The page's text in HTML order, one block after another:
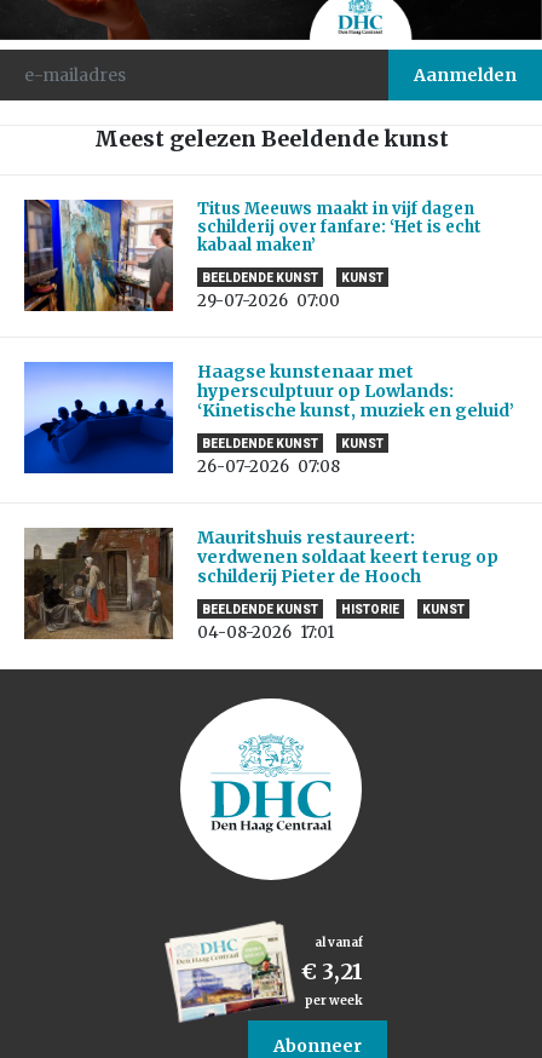
Meest gelezen Beeldende kunst
Titus Meeuws maakt in vijf dagen
schilderij over fanfare: ‘Het is echt
kabaal maken’
BEELDENDE KUNST KUNST
29-07-2026 07:00
Haagse kunstenaar met
hypersculptuur op Lowlands:
‘Kinetische kunst, muziek en geluid’
BEELDENDE KUNST KUNST
26-07-2026 07:08
Mauritshuis restaureert:
verdwenen soldaat keert terug op
schilderij Pieter de Hooch
BEELDENDE KUNST HISTORIE KUNST
04-08-2026 17:01
al vanaf
€ 3,21
per week
Abonneer